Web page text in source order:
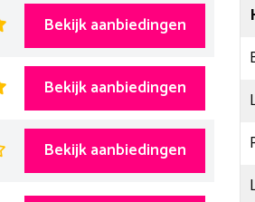
Bekijk aanbiedingen
Bekijk aanbiedingen
Bekijk aanbiedingen